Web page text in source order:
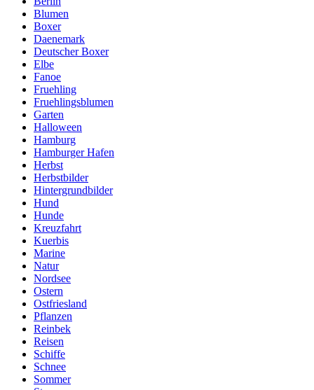
Blumen
Boxer
Daenemark
Deutscher Boxer
Elbe
Fanoe
Fruehling
Fruehlingsblumen
Garten
Halloween
Hamburg
Hamburger Hafen
Herbst
Herbstbilder
Hintergrundbilder
Hund
Hunde
Kreuzfahrt
Kuerbis
Marine
Natur
Nordsee
Ostern
Ostfriesland
Pflanzen
Reinbek
Reisen
Schiffe
Schnee
Sommer